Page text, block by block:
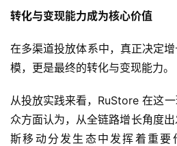
第
三
届
茶
奖
转化与变现能力成为核心价值
在多渠道投放体系中，真正决定
模，更是最终的转化与变现能力。
从投放实践来看，RuStore 在这
众方面认为，从全链路增长角度
斯移动分发生态中发挥着重要